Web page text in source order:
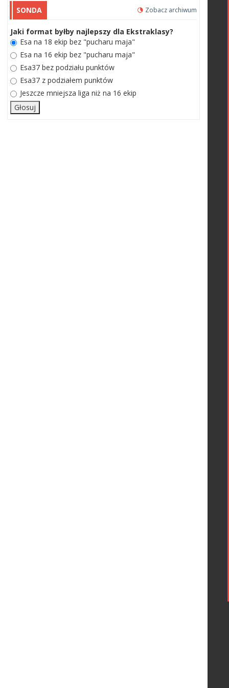
SONDA Zobacz archiwum
Jaki format byłby najlepszy dla Ekstraklasy?
Esa na 18 ekip bez "pucharu maja"
Esa na 16 ekip bez "pucharu maja"
Esa37 bez podziału punktów
Esa37 z podziałem punktów
Jeszcze mniejsza liga niż na 16 ekip